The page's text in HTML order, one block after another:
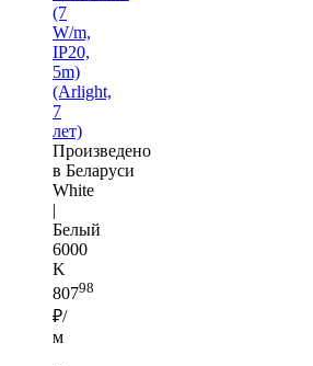
(7
W/m,
IP20,
5m)
(Arlight,
7
лет)
Произведено
в Беларуси
White
|
Белый
6000
K
80798
₽/
м